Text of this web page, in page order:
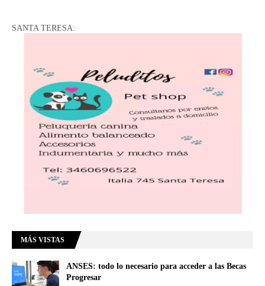
SANTA TERESA:
MÁS VISTAS
ANSES: todo lo necesario para acceder a las Becas
Progresar